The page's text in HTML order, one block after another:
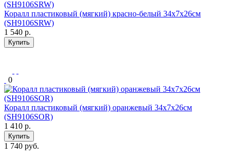
Коралл пластиковый (мягкий) красно-белый 34х7х26см
(SH9106SRW)
1 540 р.
Купить
0
Коралл пластиковый (мягкий) оранжевый 34х7х26см
(SH9106SOR)
1 410 р.
Купить
1 740 руб.